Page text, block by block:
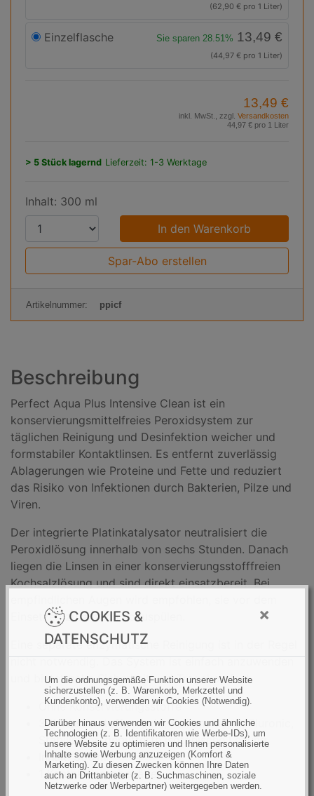
COOKIES &
DATENSCHUTZ
×
Um die ordnungsgemäße Funktion unserer Website
sicherzustellen (z. B. Warenkorb, Merkzettel und
Kundenkonto), verwenden wir Cookies (Notwendig).
Darüber hinaus verwenden wir Cookies und ähnliche
Technologien (z. B. Identifikatoren wie Werbe-IDs), um
unsere Website zu optimieren und Ihnen personalisierte
Inhalte sowie Werbung anzuzeigen (Komfort &
Marketing). Zu diesen Zwecken können Ihre Daten
auch an Drittanbieter (z. B. Suchmaschinen, soziale
Netzwerke oder Werbepartner) weitergegeben werden.
(62,90 € pro 1 Liter)
Einzelflasche Sie sparen 28.51% 13,49 €
(44,97 € pro 1 Liter)
13,49 €
inkl. MwSt., zzgl. Versandkosten
44,97 € pro 1 Liter
> 5 Stück lagernd Lieferzeit: 1-3 Werktage
Inhalt: 300 ml
r
d
k
t
z
h
l
:
Spar-Abo erstellen
Artikelnummer: ppicf
Beschreibung
Perfect Aqua Plus Intensive Clean ist ein
konservierungsmittelfreies Peroxidsystem zur
täglichen Reinigung und Desinfektion weicher und
formstabiler Kontaktlinsen. Es entfernt zuverlässig
Ablagerungen wie Proteine und Fette und reduziert
das Risiko von Infektionen durch Bakterien, Pilze und
Viren.
Der integrierte Platinkatalysator neutralisiert die
Peroxidlösung innerhalb von sechs Stunden. Danach
liegen die Linsen in einer konservierungsstofffreien
Kochsalzlösung und sind direkt einsatzbereit. Bei
Einsetzen zusätzlich abzuspülen.
Eine separate enzymatische Reinigung ist in der Regel
nicht notwendig. Das System ist einfach anzuwenden
und bietet hohe Sicherheit und Tragekomfort.
Ohne Konservierungsstoffe
3 % Wasserstoffperoxid, Kaliumchlorid, Pluronic,
Stabilisator, gepufferte isotonische Lösung
Inhalt: 300 ml
1 Kontaktlinsenbehälter